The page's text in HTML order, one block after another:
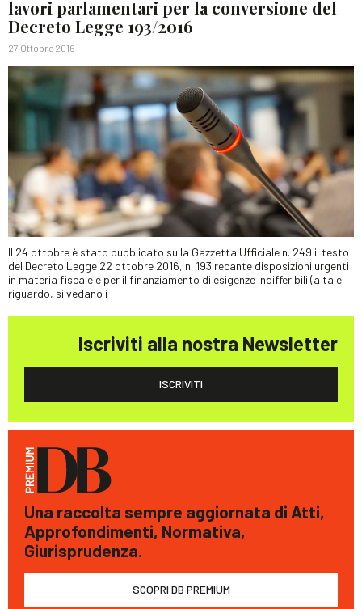
lavori parlamentari per la conversione del
Decreto Legge 193/2016
27 Ottobre 2016
Il 24 ottobre è stato pubblicato sulla Gazzetta Ufficiale n. 249 il testo
del Decreto Legge 22 ottobre 2016, n. 193 recante disposizioni urgenti
in materia fiscale e per il finanziamento di esigenze indifferibili (a tale
riguardo, si vedano i
Iscriviti alla nostra Newsletter
ISCRIVITI
Una raccolta sempre aggiornata di Atti,
Approfondimenti, Normativa,
Giurisprudenza.
SCOPRI DB PREMIUM